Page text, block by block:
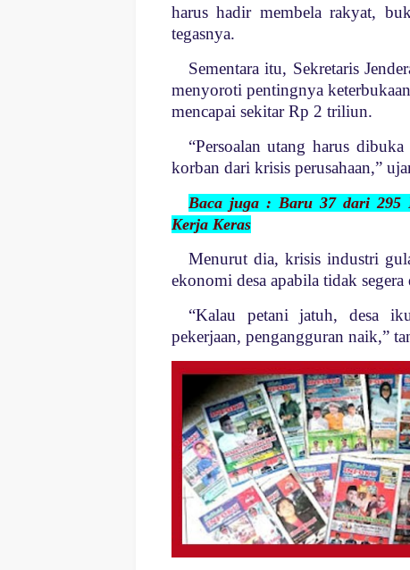
harus hadir membela rakyat,
tegasnya.
Sementara itu, Sekretaris
menyoroti pentingnya
mencapai sekitar Rp 2 triliun.
“Persoalan utang harus
korban dari krisis perusahaan,”
Baca juga : Baru 37 dari 295
Kerja Keras
Menurut dia, krisis industri
ekonomi desa apabila tidak segera
“Kalau petani jatuh, desa
pekerjaan, pengangguran naik,”